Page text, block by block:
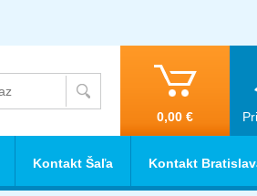
0,00 €
Kontakt Šaľa Kontakt